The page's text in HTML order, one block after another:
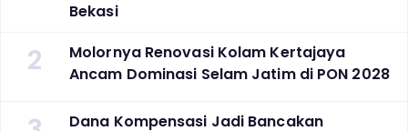
Bekasi
2
Molornya Renovasi Kolam Kertajaya
Ancam Dominasi Selam Jatim di PON 2028
Dana Kompensasi Jadi Bancakan